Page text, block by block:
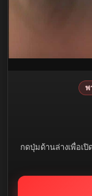
พ
กดปุ่มด้านล่างเพื่อเ